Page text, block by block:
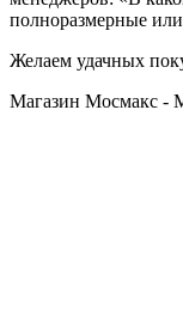
полноразмерные
Желаем удачных
Магазин Мосмакс -